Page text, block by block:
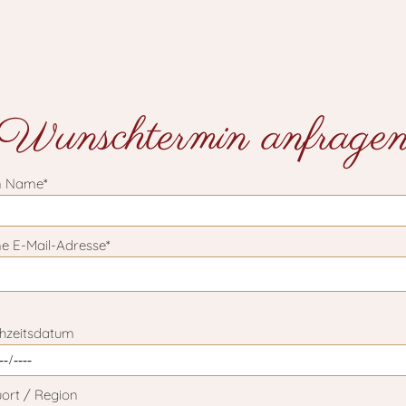
Name*
E-Mail-Adresse*
/ Region